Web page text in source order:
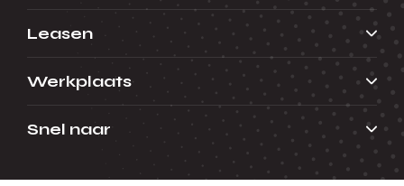
Leasen
Werkplaats
Snel naar